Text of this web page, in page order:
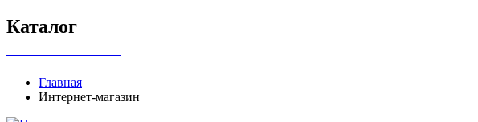
Каталог
Главная
Интернет-магазин